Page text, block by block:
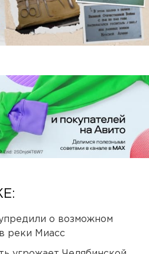
о возможном
реки Миасс